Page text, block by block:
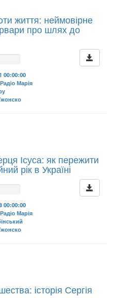
життя: неймовірне
про шлях до
00:00:00
Марія
Ісуса: як пережити
рік в Україні
00:00:00
Марія
історія Сергія